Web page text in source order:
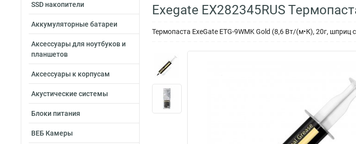
SSD накопители
Аккумуляторные батареи
Аксессуары для ноутбуков и
планшетов
Аксессуары к корпусам
Акустические системы
Блоки питания
ВЕБ Камеры
Exegate EX282345RUS
Термопаста ExeGate ETG-9WMK Gold (8,6 Вт/(м•К), 20г, шприц